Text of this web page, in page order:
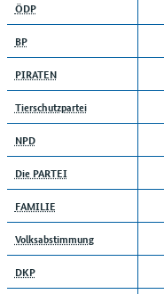
ÖDP
BP
PIRATEN
Tierschutzpartei
NPD
Die PARTEI
FAMILIE
Volksabstimmung
DKP